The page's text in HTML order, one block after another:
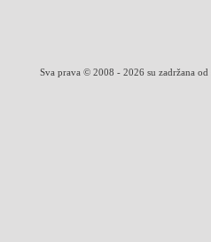
Sva prava © 2008 - 2026 su zadržana od